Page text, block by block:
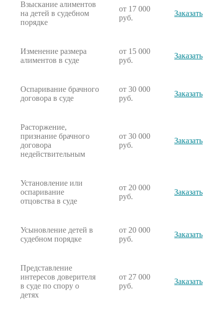
Взыскание алиментов
на детей в судебном
порядке
от 17 000
руб.
Заказать
Изменение размера
алиментов в суде
от 15 000
руб.
Заказать
Оспаривание брачного
договора в суде
от 30 000
руб.
Заказать
Расторжение,
признание брачного
договора
недействительным
от 30 000
руб.
Заказать
Установление или
оспаривание
отцовства в суде
от 20 000
руб.
Заказать
Усыновление детей в
судебном порядке
от 20 000
руб.
Заказать
Представление
интересов доверителя
в суде по спору о
детях
от 27 000
руб.
Заказать